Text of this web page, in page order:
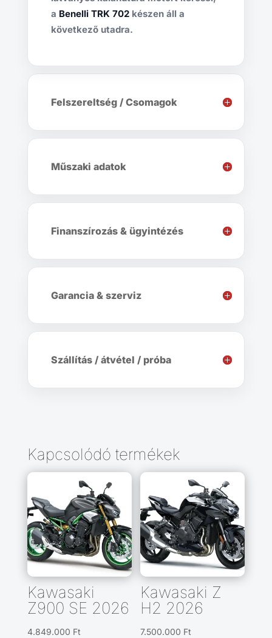
a Benelli TRK 702készen áll a
következő utadra.
Felszereltség / Csomagok
Műszaki adatok
Finanszírozás & ügyintézés
Garancia & szerviz
Szállítás / átvétel / próba
Kapcsolódó termékek
Kawasaki
Z900 SE 2026
4.849.000 Ft
Kawasaki Z
H2 2026
7.500.000 Ft